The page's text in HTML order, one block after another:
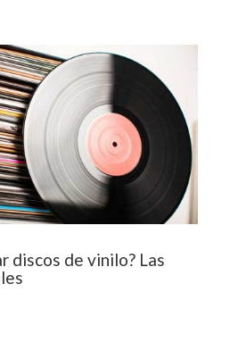
discos de vinilo? Las